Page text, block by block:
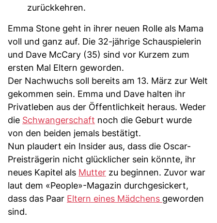
zurückkehren.
Emma Stone geht in ihrer neuen Rolle als Mama
voll und ganz auf. Die 32-jährige Schauspielerin
und Dave McCary (35) sind vor Kurzem zum
ersten Mal Eltern geworden.
Der Nachwuchs soll bereits am 13. März zur Welt
gekommen sein. Emma und Dave halten ihr
Privatleben aus der Öffentlichkeit heraus. Weder
die Schwangerschaft noch die Geburt wurde
von den beiden jemals bestätigt.
Nun plaudert ein Insider aus, dass die Oscar-
Preisträgerin nicht glücklicher sein könnte, ihr
neues Kapitel als Mutter zu beginnen. Zuvor war
laut dem «People»-Magazin durchgesickert,
dass das Paar Eltern eines Mädchens geworden
sind.